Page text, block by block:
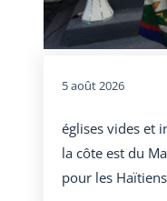
5 août 2026
églises vides et
la côte est du
pour les Haïtiens